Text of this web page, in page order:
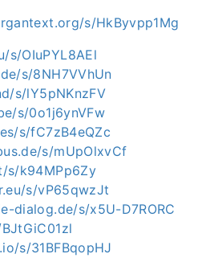
s/HkByvpp1Mg
s/OIuPYL8AEl
s/8NH7VVhUn
s/lY5pNKnzFV
s/0o1j6ynVFw
s/fC7zB4eQZc
s/mUpOlxvCf
s/k94MPp6Zy
s/vP65qwzJt
dialog.de/s/x5U-D7RORC
s/31BFBqopHJ